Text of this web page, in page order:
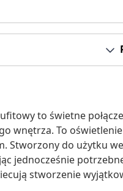
to świetne
wnętrza. To
Stworzony do użytku
jednocześnie
stworzenie